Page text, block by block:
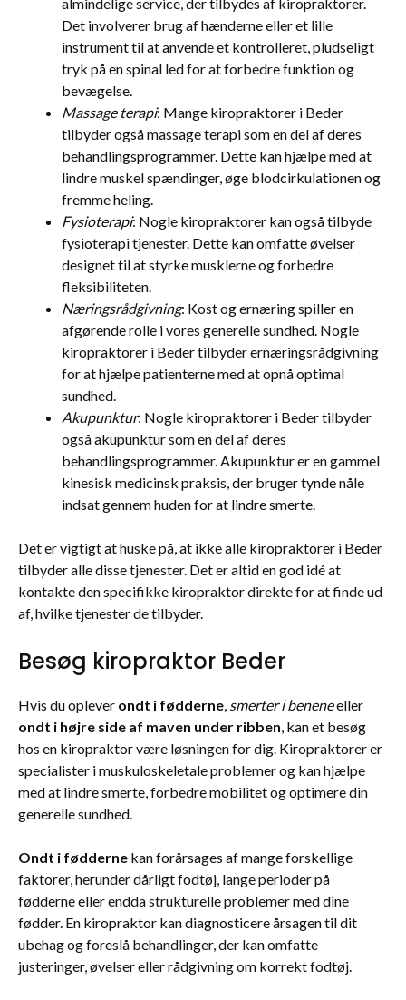
almindelige service, der tilbydes af kiropraktorer.
Det involverer brug af hænderne eller et lille
instrument til at anvende et kontrolleret, pludseligt
tryk på en spinal led for at forbedre funktion og
bevægelse.
Massage terapi: Mange kiropraktorer i Beder
tilbyder også massage terapi som en del af deres
behandlingsprogrammer. Dette kan hjælpe med at
lindre muskel spændinger, øge blodcirkulationen og
fremme heling.
Fysioterapi: Nogle kiropraktorer kan også tilbyde
fysioterapi tjenester. Dette kan omfatte øvelser
designet til at styrke musklerne og forbedre
fleksibiliteten.
Næringsrådgivning: Kost og ernæring spiller en
afgørende rolle i vores generelle sundhed. Nogle
kiropraktorer i Beder tilbyder ernæringsrådgivning
for at hjælpe patienterne med at opnå optimal
sundhed.
Akupunktur: Nogle kiropraktorer i Beder tilbyder
også akupunktur som en del af deres
behandlingsprogrammer. Akupunktur er en gammel
kinesisk medicinsk praksis, der bruger tynde nåle
indsat gennem huden for at lindre smerte.
Det er vigtigt at huske på, at ikke alle kiropraktorer i Beder
tilbyder alle disse tjenester. Det er altid en god idé at
kontakte den specifikke kiropraktor direkte for at finde ud
af, hvilke tjenester de tilbyder.
Besøg kiropraktor Beder
Hvis du oplever ondt i fødderne, smerter i beneneeller
ondt i højre side af maven under ribben, kan et besøg
hos en kiropraktor være løsningen for dig. Kiropraktorer er
specialister i muskuloskeletale problemer og kan hjælpe
med at lindre smerte, forbedre mobilitet og optimere din
generelle sundhed.
Ondt i fødderne kan forårsages af mange forskellige
faktorer, herunder dårligt fodtøj, lange perioder på
fødderne eller endda strukturelle problemer med dine
fødder. En kiropraktor kan diagnosticere årsagen til dit
ubehag og foreslå behandlinger, der kan omfatte
justeringer, øvelser eller rådgivning om korrekt fodtøj.